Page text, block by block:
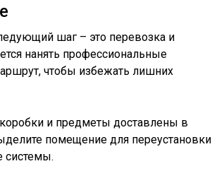
шаг – это перевозка и
нанять профессиональные
чтобы избежать лишних
и предметы доставлены в
помещение для переустановки
системы.